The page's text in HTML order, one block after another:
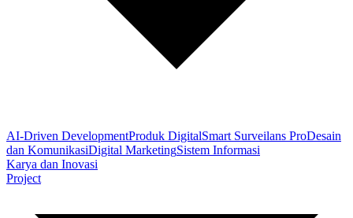
AI-Driven DevelopmentProduk DigitalSmart Surveilans ProDesain
dan KomunikasiDigital MarketingSistem Informasi
Karya dan Inovasi
Project